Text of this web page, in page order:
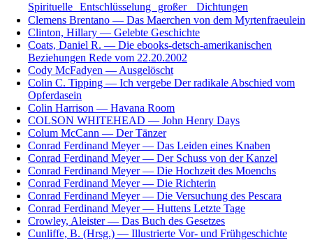
Spirituelle Entschlüsselung großer Dichtungen
Clemens Brentano — Das Maerchen von dem Myrtenfraeulein
Clinton, Hillary — Gelebte Geschichte
Coats, Daniel R. — Die ebooks-detsch-amerikanischen
Beziehungen Rede vom 22.20.2002
Cody McFadyen — Ausgelöscht
Colin C. Tipping — Ich vergebe Der radikale Abschied vom
Opferdasein
Colin Harrison — Havana Room
COLSON WHITEHEAD — John Henry Days
Colum McCann — Der Tänzer
Conrad Ferdinand Meyer — Das Leiden eines Knaben
Conrad Ferdinand Meyer — Der Schuss von der Kanzel
Conrad Ferdinand Meyer — Die Hochzeit des Moenchs
Conrad Ferdinand Meyer — Die Richterin
Conrad Ferdinand Meyer — Die Versuchung des Pescara
Conrad Ferdinand Meyer — Huttens Letzte Tage
Crowley, Aleister — Das Buch des Gesetzes
Cunliffe, B. (Hrsg.) — Illustrierte Vor- und Frühgeschichte